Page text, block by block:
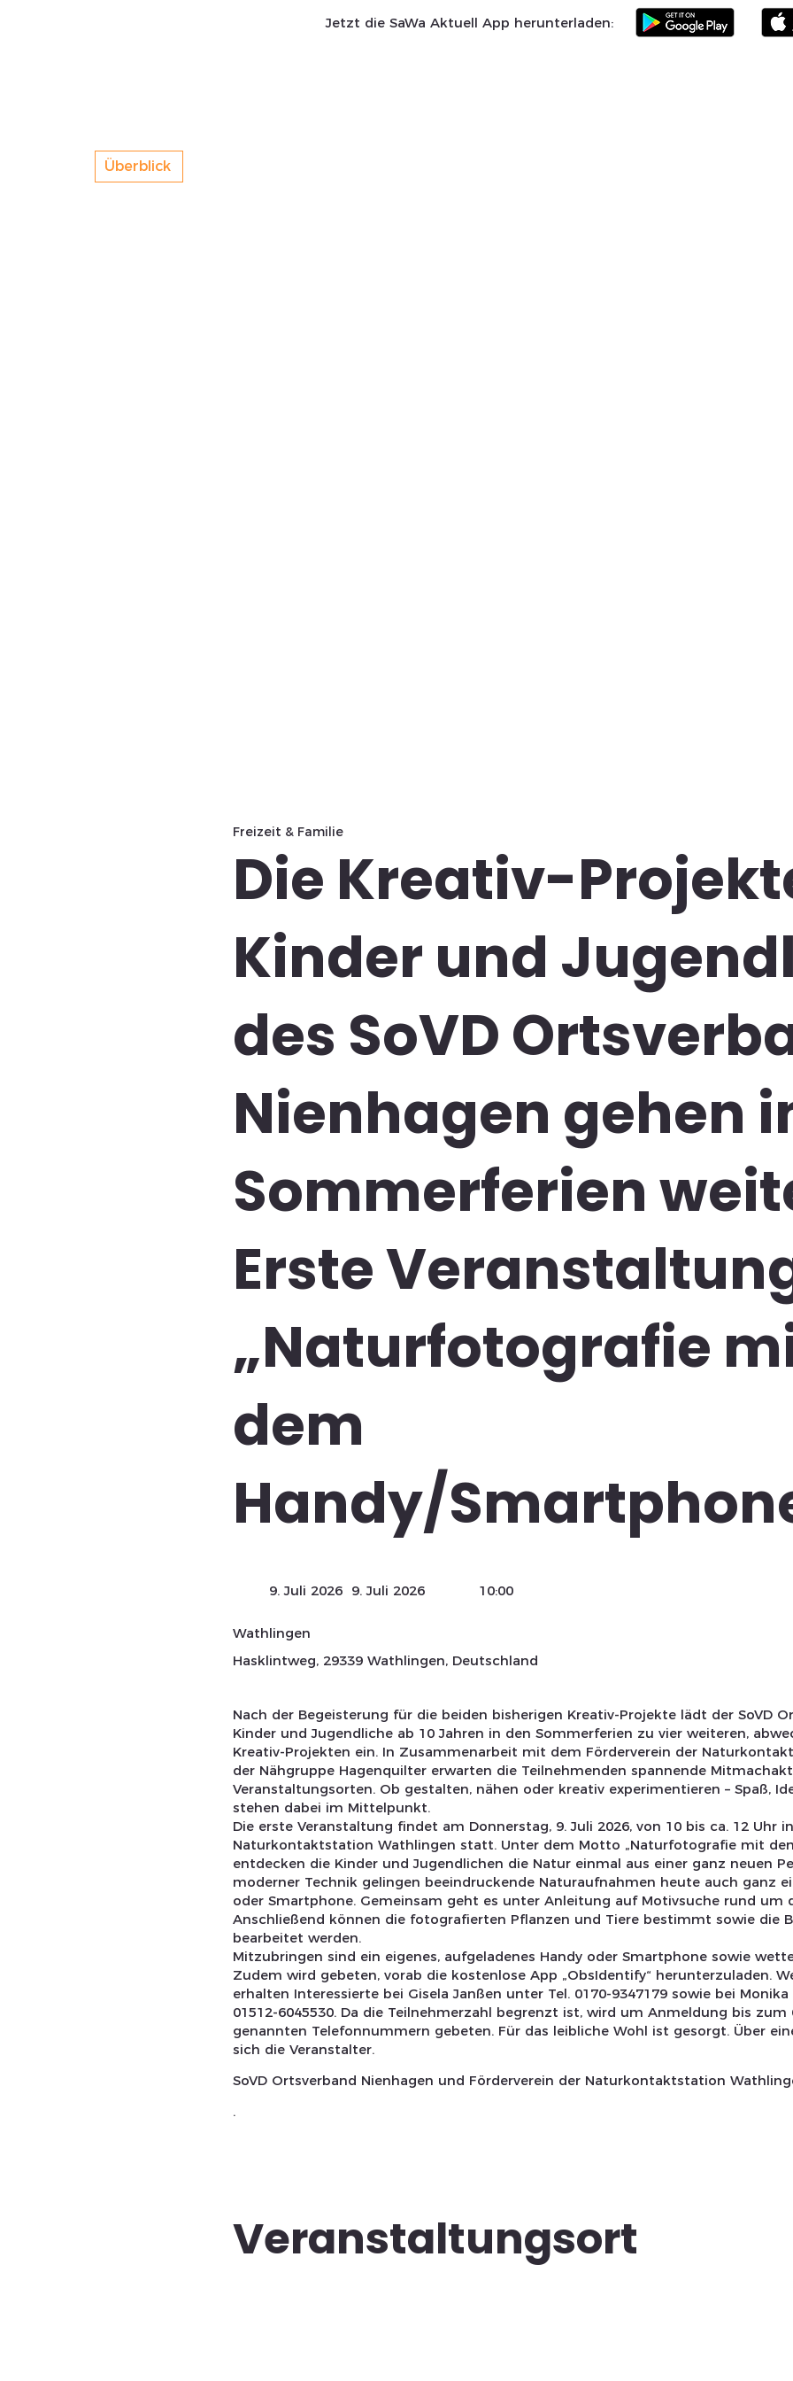
Jetzt die SaWa Aktuell App herunterladen:
Überblick
Veranstaltungsort
Freizeit & Familie
Die Kreativ-
Kinder und
des SoVD
Nienhagen gehen
Sommerferien
Erste
„Naturfotografie
dem
Handy/
9. Juli 2026 9. Juli 2026 10:00
Wathlingen
Hasklintweg, 29339 Wathlingen, Deutschland
Nach der Begeisterung für die beiden bisherigen Kreativ-Projekte lädt der SoVD
Kinder und Jugendliche ab 10 Jahren in den Sommerferien zu vier weiteren,
Kreativ-Projekten ein. In Zusammenarbeit mit dem Förderverein der
der Nähgruppe Hagenquilter erwarten die Teilnehmenden spannende
Veranstaltungsorten. Ob gestalten, nähen oder kreativ experimentieren – Spaß,
stehen dabei im Mittelpunkt.
Die erste Veranstaltung findet am Donnerstag, 9. Juli 2026, von 10 bis ca. 12 Uhr
Naturkontaktstation Wathlingen statt. Unter dem Motto „Naturfotografie mit
entdecken die Kinder und Jugendlichen die Natur einmal aus einer ganz neuen
moderner Technik gelingen beeindruckende Naturaufnahmen heute auch ganz
oder Smartphone. Gemeinsam geht es unter Anleitung auf Motivsuche rund
Anschließend können die fotografierten Pflanzen und Tiere bestimmt sowie die
bearbeitet werden.
Mitzubringen sind ein eigenes, aufgeladenes Handy oder Smartphone sowie
Zudem wird gebeten, vorab die kostenlose App „ObsIdentify“ herunterzuladen.
erhalten Interessierte bei Gisela Janßen unter Tel. 0170-9347179 sowie bei
01512-6045530. Da die Teilnehmerzahl begrenzt ist, wird um Anmeldung bis zum
genannten Telefonnummern gebeten. Für das leibliche Wohl ist gesorgt. Über
sich die Veranstalter.
SoVD Ortsverband Nienhagen und Förderverein der Naturkontaktstation
.